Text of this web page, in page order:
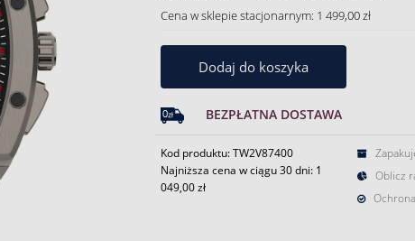
Cena w sklepie stacjonarnym: 1 499,00 zł
Dodaj do koszyka
BEZPŁATNA DOSTAWA
Kod produktu: TW2V87400
Najniższa cena w ciągu 30 dni: 1
049,00 zł
Oblicz